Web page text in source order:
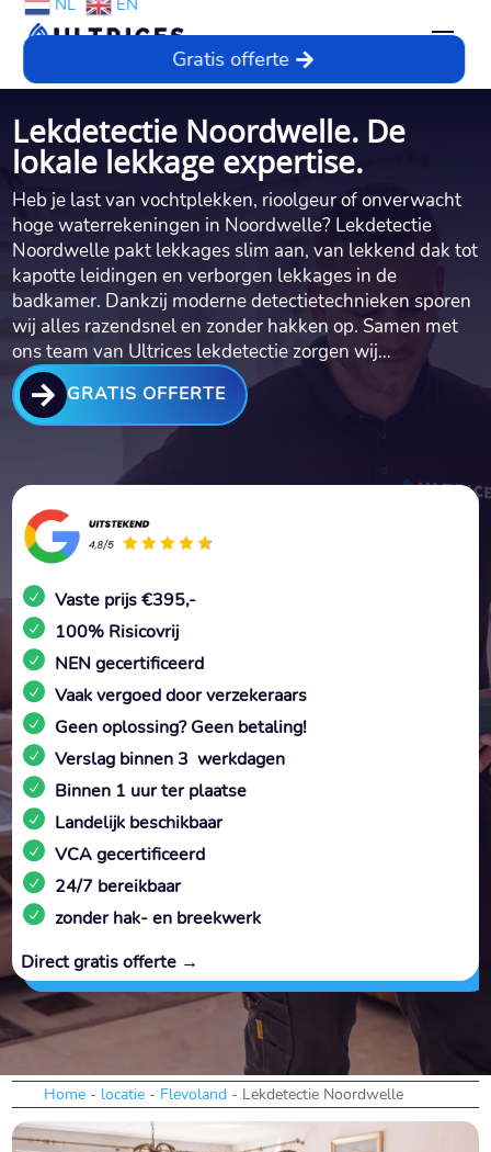
NL EN
Gratis offerte
Lekdetectie Noordwelle. De
lokale lekkage expertise.
Heb je last van vochtplekken, rioolgeur of onverwacht
hoge waterrekeningen in Noordwelle? Lekdetectie
Noordwelle pakt lekkages slim aan, van lekkend dak tot
kapotte leidingen en verborgen lekkages in de
badkamer.​ Dankzij moderne detectietechnieken sporen
wij alles razendsnel en zonder hakken op.​ Samen met
ons team van Ultrices lekdetectie zorgen wij…
 GRATIS OFFERTE
Vaste prijs €395,-
100% Risicovrij
NEN gecertificeerd
Vaak vergoed door verzekeraars
Geen oplossing? Geen betaling!
Verslag binnen 3 werkdagen
Binnen 1 uur ter plaatse
Landelijk beschikbaar
VCA gecertificeerd
24/7 bereikbaar
zonder hak- en breekwerk
Direct gratis offerte →
Home - locatie - Flevoland - Lekdetectie Noordwelle